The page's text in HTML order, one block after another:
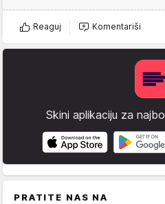
Reaguj Komentariši
Skini aplikaciju za
PRATITE NAS NA